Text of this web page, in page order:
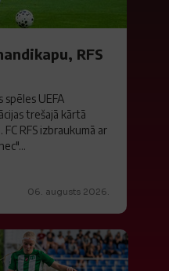
RFS
spēles UEFA
trešajā kārtā
RFS izbraukumā ar
06. augusts 2026.